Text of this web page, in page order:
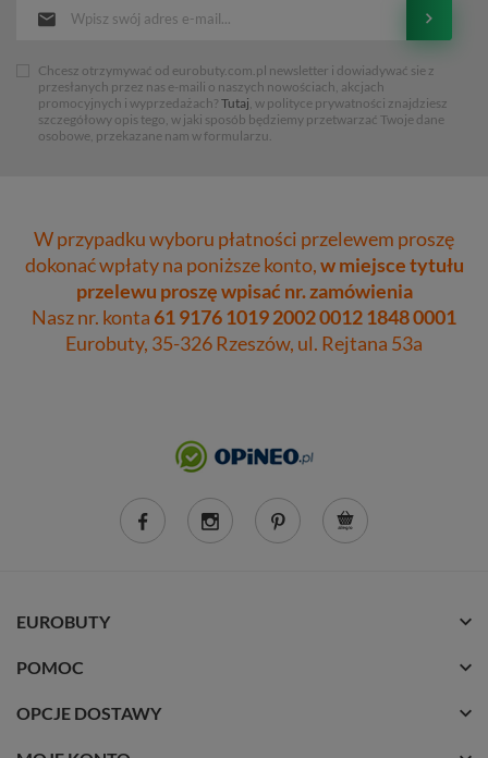
Chcesz otrzymywać od eurobuty.com.pl newsletter i dowiadywać sie z
przesłanych przez nas e-maili o naszych nowościach, akcjach
promocyjnych i wyprzedażach? Tutaj, w polityce prywatności znajdziesz
szczegółowy opis tego, w jaki sposób będziemy przetwarzać Twoje dane
osobowe, przekazane nam w formularzu.
W przypadku wyboru płatności przelewem proszę
dokonać wpłaty na poniższe konto,w miejsce tytułu
przelewu proszę wpisać nr. zamówienia
Nasz nr. konta61 9176 1019 2002 0012 1848 0001
Eurobuty, 35-326 Rzeszów, ul. Rejtana 53a
EUROBUTY
POMOC
OPCJE DOSTAWY